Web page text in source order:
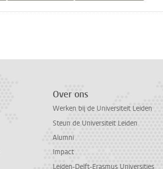
Over ons
Werken bij de Universiteit Leiden
Steun de Universiteit Leiden
Alumni
Impact
Leiden-Delft-Erasmus Universities